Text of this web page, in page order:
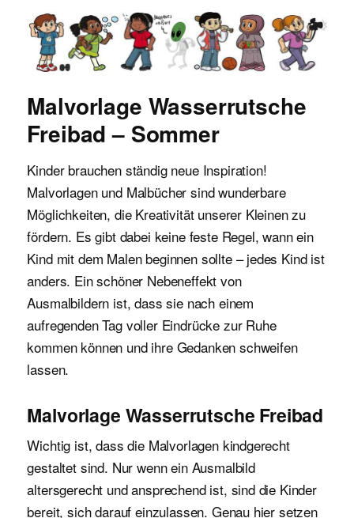
Malvorlagen für Kinder
Malvorlage Wasserrutsche
Freibad – Sommer
Kinder brauchen ständig neue Inspiration!
Malvorlagen und Malbücher sind wunderbare
Möglichkeiten, die Kreativität unserer Kleinen zu
fördern. Es gibt dabei keine feste Regel, wann ein
Kind mit dem Malen beginnen sollte – jedes Kind ist
anders. Ein schöner Nebeneffekt von
Ausmalbildern ist, dass sie nach einem
aufregenden Tag voller Eindrücke zur Ruhe
kommen können und ihre Gedanken schweifen
lassen.
Malvorlage Wasserrutsche Freibad
Wichtig ist, dass die Malvorlagen kindgerecht
gestaltet sind. Nur wenn ein Ausmalbild
altersgerecht und ansprechend ist, sind die Kinder
bereit, sich darauf einzulassen. Genau hier setzen